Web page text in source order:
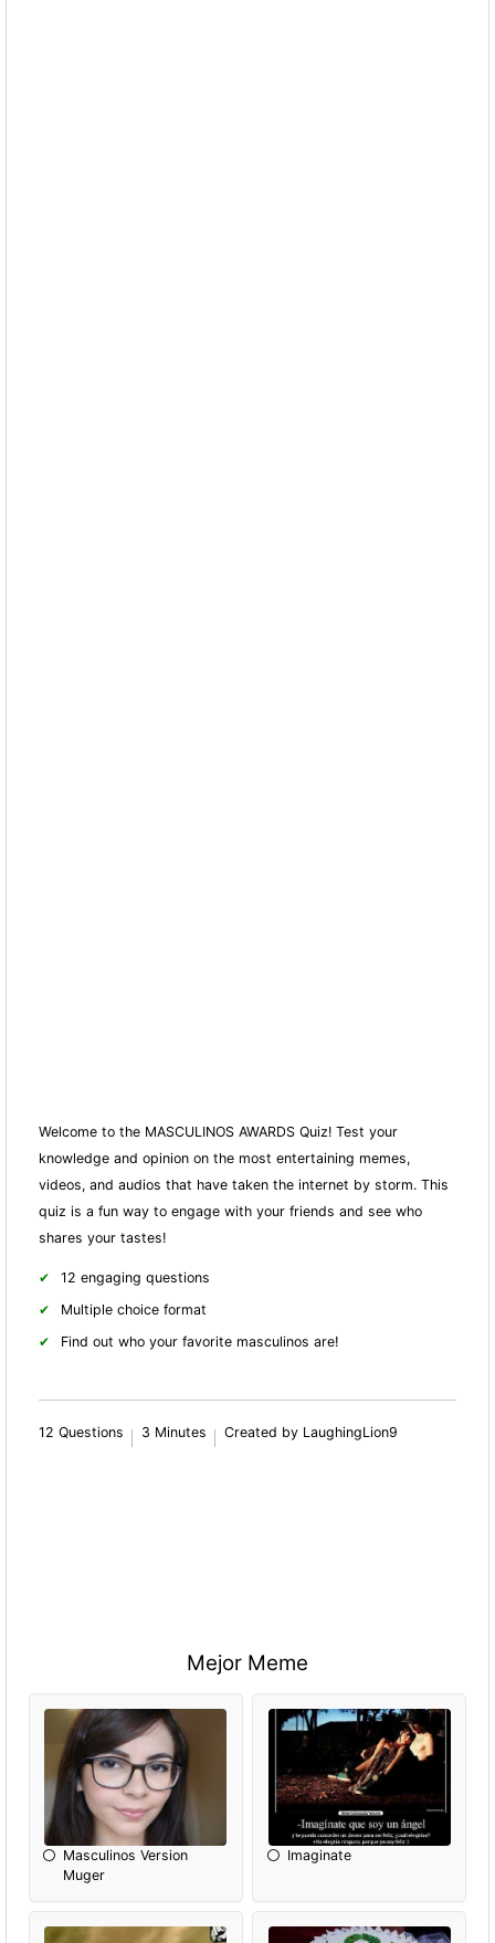
Welcome to the MASCULINOS AWARDS Quiz! Test your
knowledge and opinion on the most entertaining memes,
videos, and audios that have taken the internet by storm. This
quiz is a fun way to engage with your friends and see who
shares your tastes!
12 engaging questions
Multiple choice format
Find out who your favorite masculinos are!
12 Questions 3 Minutes Created by LaughingLion9
Mejor Meme
Masculinos Version
Muger
Imaginate